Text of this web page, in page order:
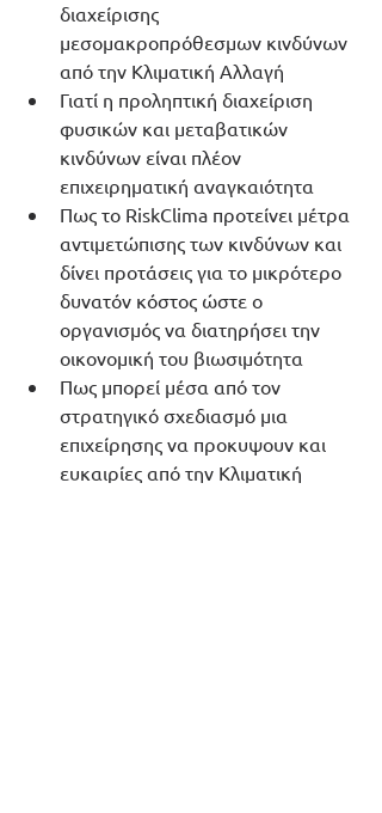
διαχείρισης
μεσομακροπρόθεσμων κινδύνων
από την Κλιματική Αλλαγή
Γιατί η προληπτική διαχείριση
φυσικών και μεταβατικών
κινδύνων είναι πλέον
επιχειρηματική αναγκαιότητα
Πως το RiskClima προτείνει μέτρα
αντιμετώπισης των κινδύνων και
δίνει προτάσεις για το μικρότερο
δυνατόν κόστος ώστε ο
οργανισμός να διατηρήσει την
οικονομική του βιωσιμότητα
Πως μπορεί μέσα από τον
στρατηγικό σχεδιασμό μια
επιχείρησης να προκυψουν και
ευκαιρίες από την Κλιματική